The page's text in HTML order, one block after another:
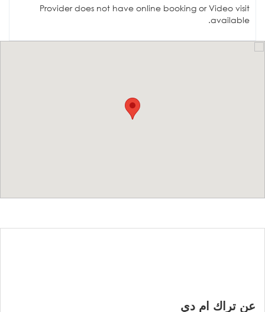
Provider does not have online booking or Video visit
available.
عن تراك ام دي